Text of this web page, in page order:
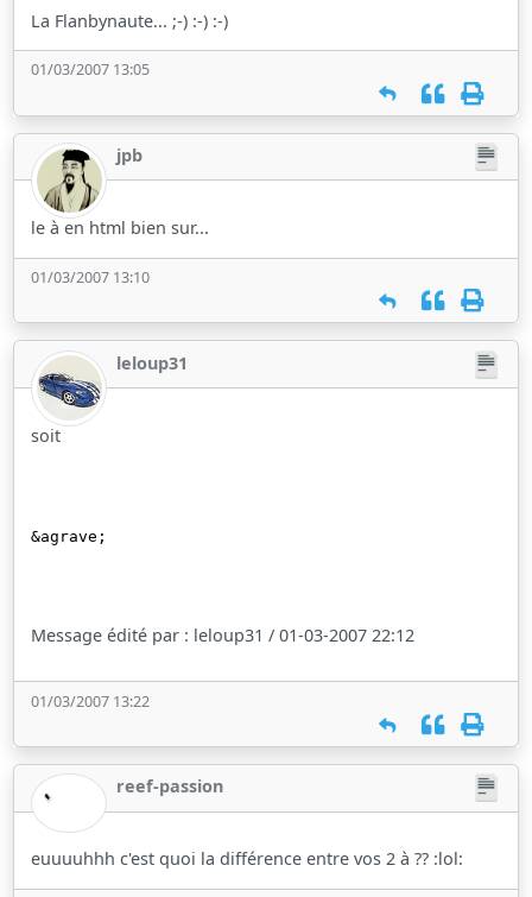
La Flanbynaute... ;-) :-) :-)
01/03/2007 13:05
jpb
le à en html bien sur...
01/03/2007 13:10
leloup31
soit
&agrave;
Message édité par : leloup31 / 01-03-2007 22:12
01/03/2007 13:22
reef-passion
euuuuhhh c'est quoi la différence entre vos 2 à ?? :lol: